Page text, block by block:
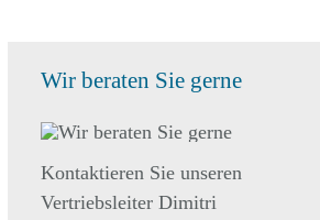
Wir beraten Sie gerne
Kontaktieren Sie unseren
Vertriebsleiter Dimitri